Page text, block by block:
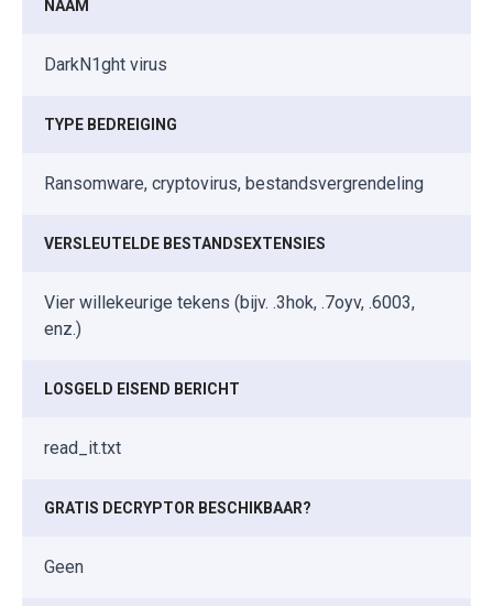
NAAM
DarkN1ght virus
TYPE BEDREIGING
Ransomware, cryptovirus, bestandsvergrendeling
VERSLEUTELDE BESTANDSEXTENSIES
Vier willekeurige tekens (bijv. .3hok, .7oyv, .6003,
enz.)
LOSGELD EISEND BERICHT
read_it.txt
GRATIS DECRYPTOR BESCHIKBAAR?
Geen